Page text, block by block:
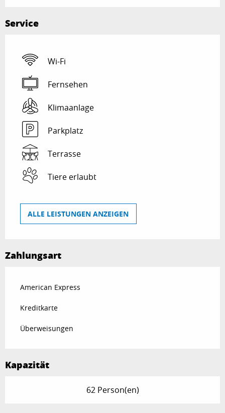
Service
Wi-Fi
Fernsehen
Klimaanlage
Parkplatz
Terrasse
Tiere erlaubt
ALLE LEISTUNGEN ANZEIGEN
Zahlungsart
American Express
Kreditkarte
Überweisungen
Kapazität
62 Person(en)